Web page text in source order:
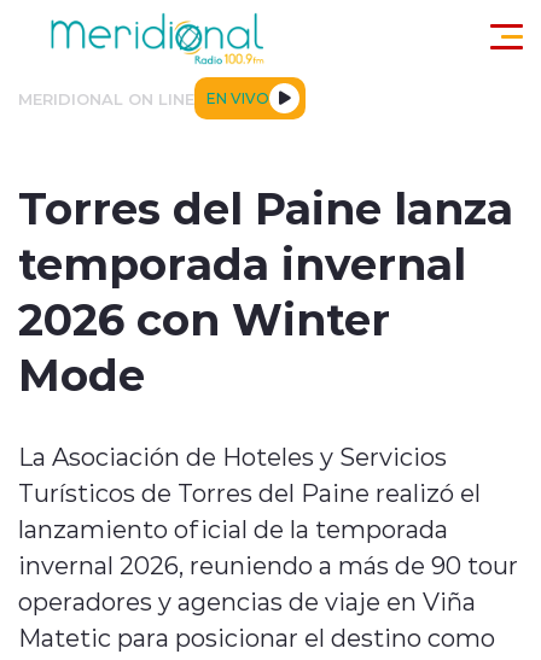
Click acá para ir directamente al contenido
MERIDIONAL ON LINE EN VIVO
Torres del Paine lanza
temporada invernal
2026 con Winter
Mode
La Asociación de Hoteles y Servicios
Turísticos de Torres del Paine realizó el
lanzamiento oficial de la temporada
invernal 2026, reuniendo a más de 90 tour
operadores y agencias de viaje en Viña
Matetic para posicionar el destino como